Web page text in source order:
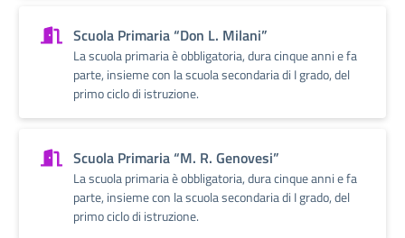
Scuola Primaria “Don L. Milani”
La scuola primaria è obbligatoria, dura cinque anni e fa
parte, insieme con la scuola secondaria di I grado, del
primo ciclo di istruzione.
Scuola Primaria “M. R. Genovesi”
La scuola primaria è obbligatoria, dura cinque anni e fa
parte, insieme con la scuola secondaria di I grado, del
primo ciclo di istruzione.